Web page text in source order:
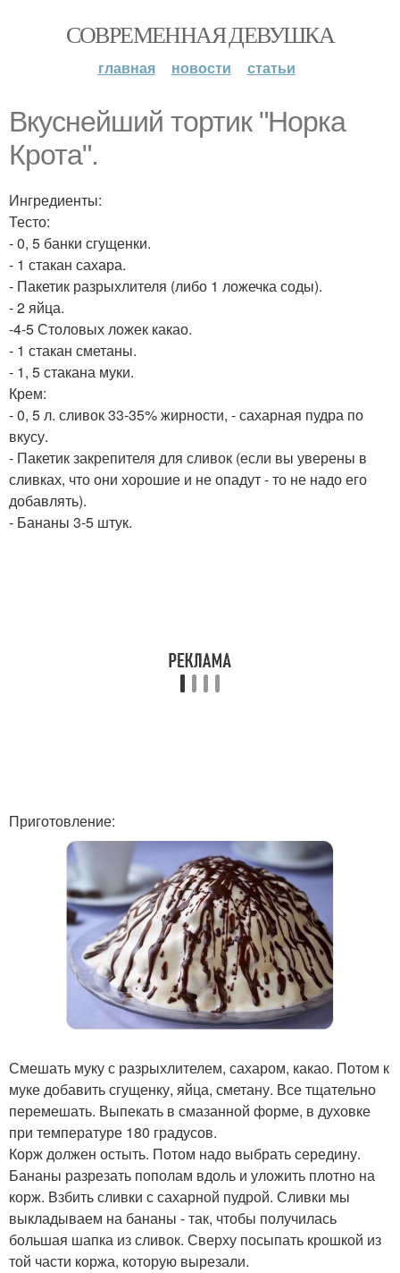
СОВРЕМЕННАЯ ДЕВУШКА
главная новости статьи
Вкуснейший тортик "Норка
Крота".
Ингредиенты:
Тесто:
- 0, 5 банки сгущенки.
- 1 стакан сахара.
- Пакетик разрыхлителя (либо 1 ложечка соды).
- 2 яйца.
-4-5 Столовых ложек какао.
- 1 стакан сметаны.
- 1, 5 стакана муки.
Крем:
- 0, 5 л. сливок 33-35% жирности, - сахарная пудра по
вкусу.
- Пакетик закрепителя для сливок (если вы уверены в
сливках, что они хорошие и не опадут - то не надо его
добавлять).
- Бананы 3-5 штук.
Приготовление:
Смешать муку с разрыхлителем, сахаром, какао. Потом к
муке добавить сгущенку, яйца, сметану. Все тщательно
перемешать. Выпекать в смазанной форме, в духовке
при температуре 180 градусов.
Корж должен остыть. Потом надо выбрать середину.
Бананы разрезать пополам вдоль и уложить плотно на
корж. Взбить сливки с сахарной пудрой. Сливки мы
выкладываем на бананы - так, чтобы получилась
большая шапка из сливок. Сверху посыпать крошкой из
той части коржа, которую вырезали.